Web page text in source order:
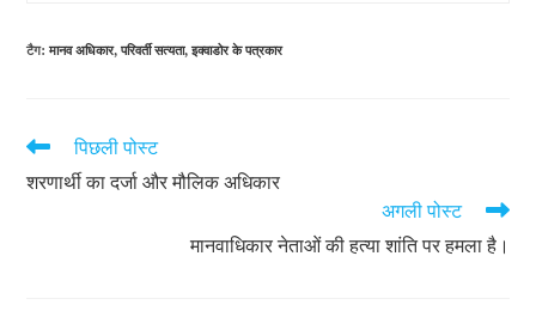
टैग:मानव अधिकार, परिवर्ती सत्यता, इक्वाडोर के पत्रकार
और
लेख
पिछली पोस्ट
शरणार्थी का दर्जा और मौलिक अधिकार
अगली पोस्ट
मानवाधिकार नेताओं की हत्या शांति पर हमला है।